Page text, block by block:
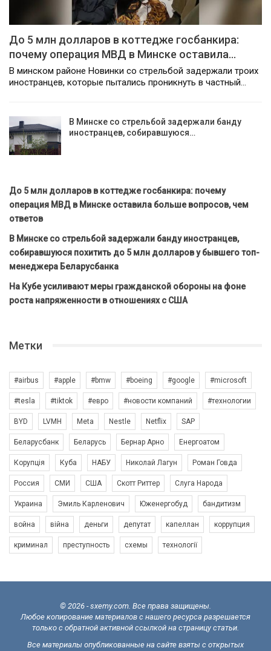
До 5 млн долларов в коттедже госбанкира:
почему операция МВД в Минске оставила…
В минском районе Новинки со стрельбой задержали троих
иностранцев, которые пытались проникнуть в частный…
В Минске со стрельбой задержали банду
иностранцев, собиравшуюся…
До 5 млн долларов в коттедже госбанкира: почему
операция МВД в Минске оставила больше вопросов, чем
ответов
В Минске со стрельбой задержали банду иностранцев,
собиравшуюся похитить до 5 млн долларов у бывшего топ-
менеджера Беларусбанка
На Кубе усиливают меры гражданской обороны на фоне
роста напряженности в отношениях с США
Метки
#airbus #apple #bmw #boeing #google #microsoft
#tesla #tiktok #евро #новости компаний #технологии
BYD LVMH Meta Nestle Netflix SAP
Беларусбанк Беларусь Бернар Арно Енергоатом
Корупція Куба НАБУ Николай Лагун Роман Говда
Россия СМИ США Скотт Риттер Слуга Народа
Украина Эмиль Карленович Юженергобуд бандитизм
война війна деньги депутат капеллан коррупция
криминал преступность схемы технології
© 2026 - sxemy.com. Все права защищены.
Любое копирование материалов с нашего ресурса разрешается
только с обратной активной ссылкой на страницу статьи.
Все материалы опубликованные на сайте взяты с открытых